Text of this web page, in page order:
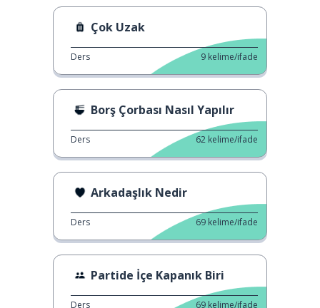
Çok Uzak
Ders 9 kelime/ifade
Borş Çorbası Nasıl Yapılır
Ders 62 kelime/ifade
Arkadaşlık Nedir
Ders 69 kelime/ifade
Partide İçe Kapanık Biri
Ders 69 kelime/ifade